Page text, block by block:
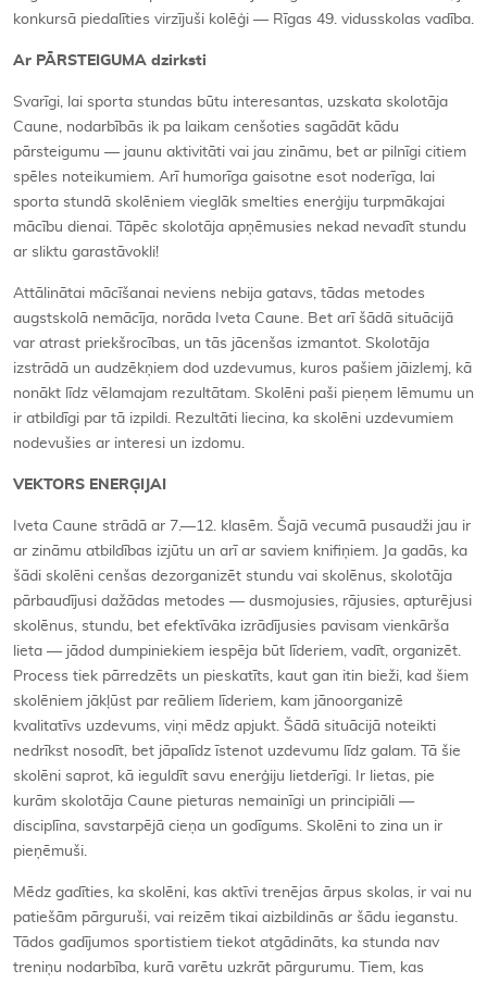
konkursā piedalīties virzījuši kolēģi — Rīgas 49. vidusskolas vadība.
Ar PĀRSTEIGUMA dzirksti
Svarīgi, lai sporta stundas būtu interesantas, uzskata skolotāja
Caune, nodarbībās ik pa laikam cenšoties sagādāt kādu
pārsteigumu — jaunu aktivitāti vai jau zināmu, bet ar pilnīgi citiem
spēles noteikumiem. Arī humorīga gaisotne esot noderīga, lai
sporta stundā skolēniem vieglāk smelties enerģiju turpmākajai
mācību dienai. Tāpēc skolotāja apņēmusies nekad nevadīt stundu
ar sliktu garastāvokli!
Attālinātai mācīšanai neviens nebija gatavs, tādas metodes
augstskolā nemācīja, norāda Iveta Caune. Bet arī šādā situācijā
var atrast priekšrocības, un tās jācenšas izmantot. Skolotāja
izstrādā un audzēkņiem dod uzdevumus, kuros pašiem jāizlemj, kā
nonākt līdz vēlamajam rezultātam. Skolēni paši pieņem lēmumu un
ir atbildīgi par tā izpildi. Rezultāti liecina, ka skolēni uzdevumiem
nodevušies ar interesi un izdomu.
VEKTORS ENERĢIJAI
Iveta Caune strādā ar 7.—12. klasēm. Šajā vecumā pusaudži jau ir
ar zināmu atbildības izjūtu un arī ar saviem knifiņiem. Ja gadās, ka
šādi skolēni cenšas dezorganizēt stundu vai skolēnus, skolotāja
pārbaudījusi dažādas metodes — dusmojusies, rājusies, apturējusi
skolēnus, stundu, bet efektīvāka izrādījusies pavisam vienkārša
lieta — jādod dumpiniekiem iespēja būt līderiem, vadīt, organizēt.
Process tiek pārredzēts un pieskatīts, kaut gan itin bieži, kad šiem
skolēniem jākļūst par reāliem līderiem, kam jānoorganizē
kvalitatīvs uzdevums, viņi mēdz apjukt. Šādā situācijā noteikti
nedrīkst nosodīt, bet jāpalīdz īstenot uzdevumu līdz galam. Tā šie
skolēni saprot, kā ieguldīt savu enerģiju lietderīgi. Ir lietas, pie
kurām skolotāja Caune pieturas nemainīgi un principiāli —
disciplīna, savstarpējā cieņa un godīgums. Skolēni to zina un ir
pieņēmuši.
Mēdz gadīties, ka skolēni, kas aktīvi trenējas ārpus skolas, ir vai nu
patiešām pārguruši, vai reizēm tikai aizbildinās ar šādu ieganstu.
Tādos gadījumos sportistiem tiekot atgādināts, ka stunda nav
treniņu nodarbība, kurā varētu uzkrāt pārgurumu. Tiem, kas